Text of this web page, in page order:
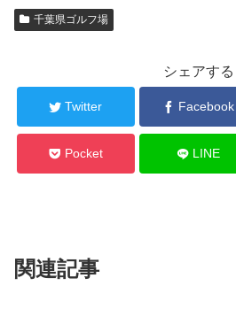
千葉県ゴルフ場
シェアする
Twitter Facebook
Pocket LINE
関連記事